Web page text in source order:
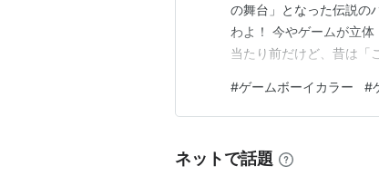
の舞台」となった伝説の
わよ！ 今やゲームが立
当たり前だけど、昔は「
り広げていたの。お父さ
熱い時代」にタイムスリ
#ゲームボーイカラー #
ネットで話題